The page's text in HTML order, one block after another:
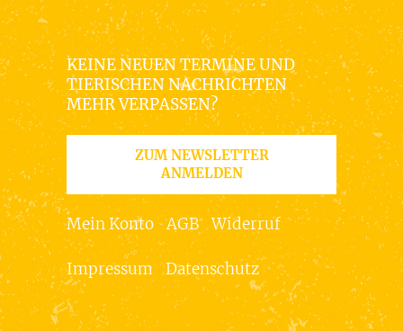
KEINE NEUEN TERMINE UND
TIERISCHEN NACHRICHTEN
MEHR VERPASSEN?
ZUM NEWSLETTER
ANMELDEN
Mein Konto AGB Widerruf
Impressum Datenschutz